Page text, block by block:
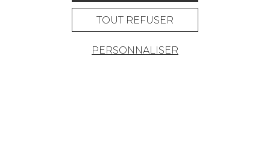
TOUT REFUSER
PERSONNALISER